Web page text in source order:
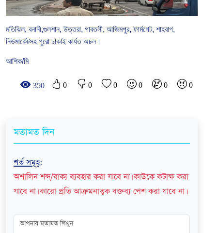
মতিঝিল, বনানী,গুলশান, উত্তরা, গাবতলী, আজিমপুর, ফার্মগেট, শাহবাগ,
নিউমার্কেটসহ পুরো ঢাকাই কার্যত অচল।
আশিক/মি
350 0 0 0 0 0 0
মতামত দিন
শর্ত সমূহ:
অশালিন শব্দ/বাক্য ব্যবহার করা যাবে না। কাউকে কটাক্ষ করা
যাবে না। কারো প্রতি আক্রমনাত্বক বক্তব্য পেশ করা যাবে না।